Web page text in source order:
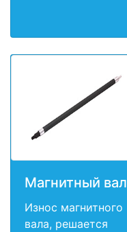
Магнитный вал
Износ магнитного
вала, решается